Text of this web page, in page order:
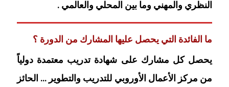
النظري والمهني وما بين المحلي والعالمي .
ما الفائدة التي يحصل عليها المشارك من الدورة ؟
يحصل كل مشارك على شهادة تدريب معتمدة دولياً
من مركز الأعمال الأوروبي للتدريب والتطوير … الحائز